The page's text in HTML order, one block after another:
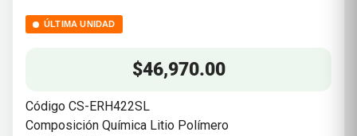
ÚLTIMA UNIDAD
$46,970.00
Código CS-ERH422SL
Composición Química Litio Polímero